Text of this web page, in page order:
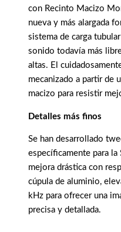
con Recinto Macizo
nueva y más alargada
sistema de carga
sonido todavía más
altas. El
mecanizado a partir de
macizo para resistir
Detalles más finos
Se han desarrollado
específicamente para
mejora drástica con
cúpula de aluminio,
kHz para ofrecer una
precisa y detallada.